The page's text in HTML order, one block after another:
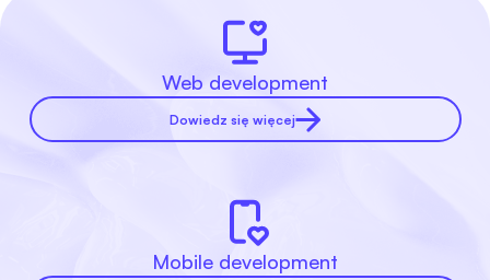
Web development
Dowiedz się więcej
Mobile development